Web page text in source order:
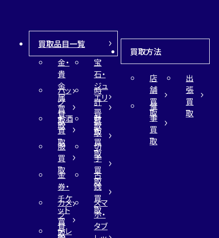
買取品目一覧
金・
貴
金
属
買
取
宝
石・
ジュ
エリ
ー
買
取
バッ
グ
買
取
時
計
買
取
お酒
買
取
財
布
買
取
服
買
取
切
手
買
取
金
券・
チケ
ット
買
取
古
銭
買
取
カメ
ラ
買
スマ
ホ・
タブ
テレ
買取方法
店
舗
買
取
出
張
買
取
催
事
買
取